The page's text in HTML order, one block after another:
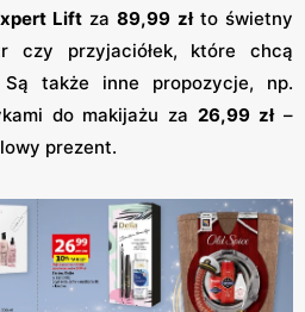
Liftza89,99 złto świetny
czy przyjaciółek, które chcą
także inne propozycje, np.
do makijażu za26,99 zł–
prezent.